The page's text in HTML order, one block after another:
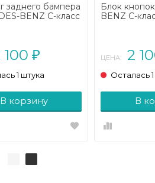
заднего бампера
BENZ C-класс
100 ₽
1 штука
В корзину
Блок
BENZ C-
ЦЕНА: 2
Осталась
В